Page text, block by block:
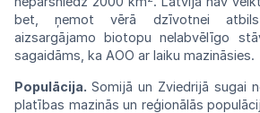
bet, ņemotvērā dzīvotnei
aizsargājamobiotopu nelabvēlīgo
sagaidāms, ka AOO ar laiku mazināsies.
Populācija. Somijā un Zviedrijā sugai
platības mazinās un reģionālās